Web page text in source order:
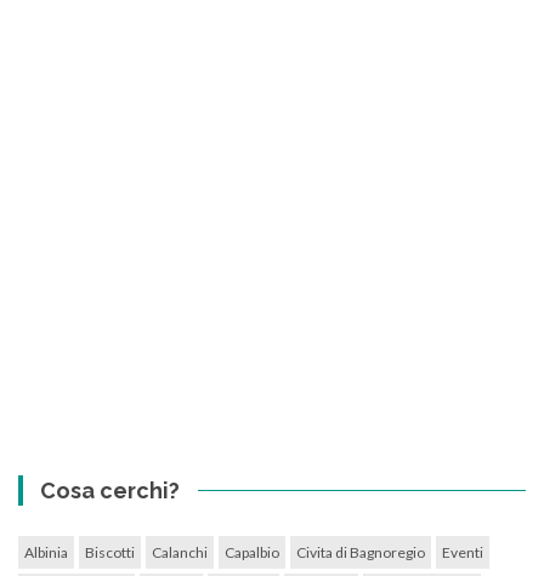
Cosa cerchi?
Albinia Biscotti Calanchi Capalbio Civita di Bagnoregio Eventi